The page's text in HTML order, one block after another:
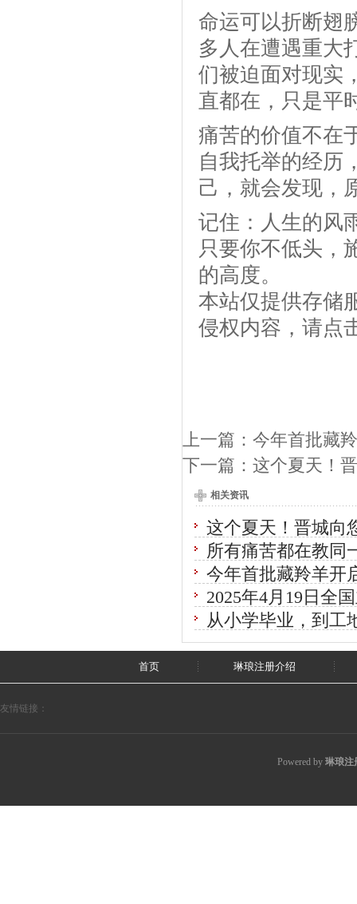
命运可以折断翅
多人在遭遇重大
们被迫面对现实
直都在，只是平
痛苦的价值不在
自我托举的经历
己，就会发现，
记住：人生的风
只要你不低头，
的高度。
本站仅提供存储
侵权内容，请点
上一篇： 今年首批藏
下一篇： 这个夏天！
相关资讯
这个夏天！晋城向
所有痛苦都在教同
今年首批藏羚羊开
2025年4月19日全
从小学毕业，到工
首页 琳琅注册介绍
友情链接：
Powered by 琳琅注